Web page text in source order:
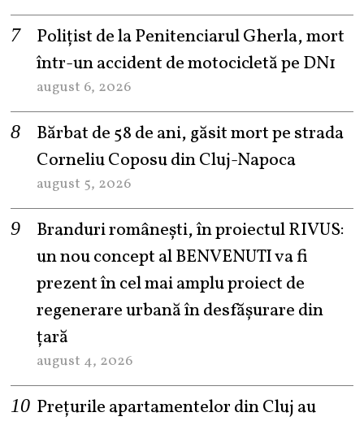
Polițist de la Penitenciarul Gherla, mort
într-un accident de motocicletă pe DN1
august 6, 2026
Bărbat de 58 de ani, găsit mort pe strada
Corneliu Coposu din Cluj-Napoca
august 5, 2026
Branduri românești, în proiectul RIVUS:
un nou concept al BENVENUTI va fi
prezent în cel mai amplu proiect de
regenerare urbană în desfășurare din
țară
august 4, 2026
Prețurile apartamentelor din Cluj au